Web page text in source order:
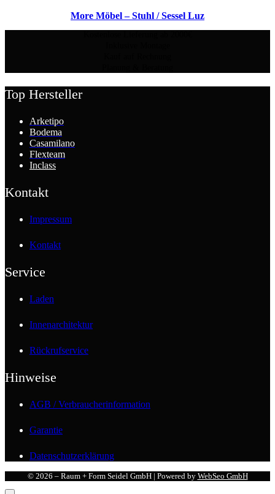
More Möbel – Stuhl / Sessel Luz
Top Hersteller
Arketipo
Bodema
Casamilano
Flexteam
Inclass
Kontakt
Impressum
Kontakt
Service
Laden
Innenarchitektur
Rückrufservice
Hinweise
AGB / Verbraucherinformation
Garantie
Datenschutzerklärung
© 2026 – Raum + Form Seidel GmbH | Powered by WebSeo GmbH